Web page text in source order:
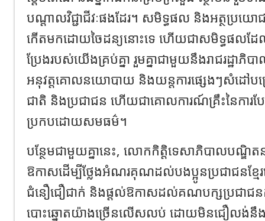
បណ្តាលវិជ្ជាជីវៈផងដែរ។ សមិទ្ធផល និងអត្ថប្រយោ
កើតមកដោយចៃដន្យនោះទេ ហើយជាសមិទ្ធផលដែ
ប្រែងរបស់យើងគ្រប់គ្នា រួមគ្នាជាមួយនឹងរាជរដ្ឋាភិប
អនុវត្តគោលនយោបាយ និងយន្តការផ្សេងៗសំដៅ
ជាតិ និងប្រជាជន ហើយជាគោលការណ៍គ្រឹះនៃការ
ប្រកបដោយសមធម៌។
បន្ថែមជាមួយគ្នានេះ, លោកកិត្តិទេសាភិបាលបណ្ឌិតន
ឱកាសដើម្បីថ្លែងអំណរគុណដល់បងប្អូនប្រជាជនខ្មែ
ជំនឿជឿជាក់ និងផ្តល់ឱកាសដល់គណបក្សប្រជាជនក
បោះឆ្នោតយ៉ាងច្រើនលើសលប់ ដោយមិនជឿលង់